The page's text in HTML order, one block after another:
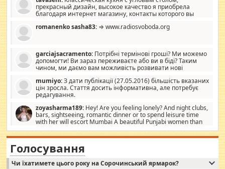
со вкусом все в порядке, без ненужных наворотов удорожающих
мебель, а это не последний фактор.
прекрасный дизайн, высокое качество я приобрела
благодаря интернет магазину, контакты которого вы
romanenko sasha83: ⇒ www.radiosvoboda.org
garciajsacramento: Потрібні термінові гроші? Ми можемо
допомогти! Ви зараз переживаєте або ви в біді? Таким
чином, ми даємо вам можливість розвивати нові
допомагати людям, які намагаються дати їм шанс. Кожен
заслуговує на другий шанс, і, оскільки влада не зможе, вони
повинні приймати від інших. Для нас нема багато суми, і зрілість
витрат, а тільки узгоджених сум і нічого іншого. Не чекайте і не
коментуйте цей пост. Введіть суму, яку ви хочете подати, і ми
зв'яжемося з вами з усіма варіантами. зв'яжіться з нами
сьогодні на garciajsacramento@gmail.com Вам потрібні термінові
гроші? Ми можемо допомогти!
mumiyo:З дати публікації (27.05.2016) більшість вказаних
цін зросла. Стаття досить інформативна, але потребує
редагування.
zoyasharma189: Hey! Are you feeling lonely? And night clubs,
bars, sightseeing, romantic dinner or to spend leisure time
with her will escort Mumbai A beautiful Punjabi women than
sexy escort companion in arms that you guys feel like 5 star luxury
hotel had to spend the night in their search for loved solitaire free
woman "Love Solitaire" beautiful figure and shapely body shapes.
Independent escort in Mumbai, truthful, friendly and cheerful girl.
WhatsApp via an easily can see the latest pictures of her body and the
Голосування
Чи їхатимете цього року на Сорочинський ярмарок?